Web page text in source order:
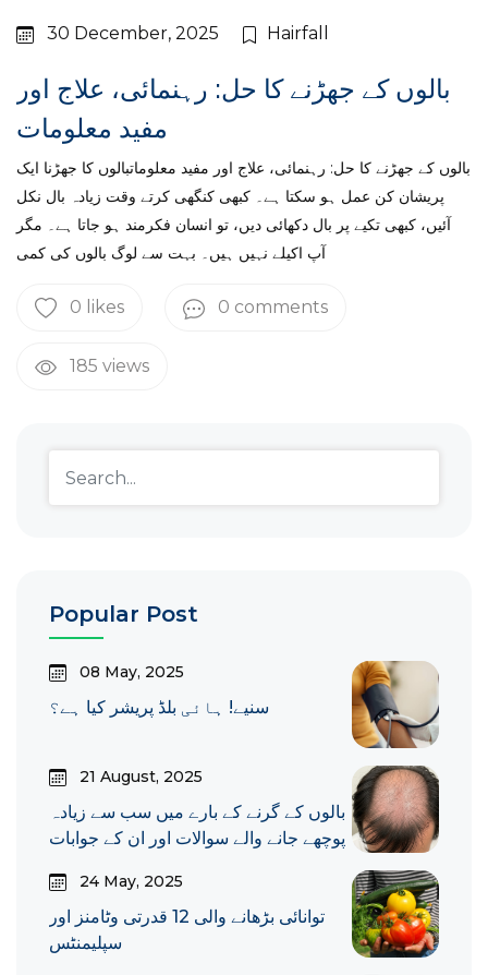
30 December, 2025 Hairfall
بالوں کے جھڑنے کا حل: رہنمائی، علاج اور
مفید معلومات
بالوں کے جھڑنے کا حل: رہنمائی، علاج اور مفید معلوماتبالوں کا جھڑنا ایک
پریشان کن عمل ہو سکتا ہے۔ کبھی کنگھی کرتے وقت زیادہ بال نکل
آئیں، کبھی تکیے پر بال دکھائی دیں، تو انسان فکرمند ہو جاتا ہے۔ مگر
آپ اکیلے نہیں ہیں۔ بہت سے لوگ بالوں کی کمی
0 likes 0 comments
185 views
Popular Post
08 May, 2025
سنیے! ہائی بلڈ پریشر کیا ہے؟
21 August, 2025
بالوں کے گرنے کے بارے میں سب سے زیادہ
پوچھے جانے والے سوالات اور ان کے جوابات
24 May, 2025
توانائی بڑھانے والی 12 قدرتی وٹامنز اور
سپلیمنٹس